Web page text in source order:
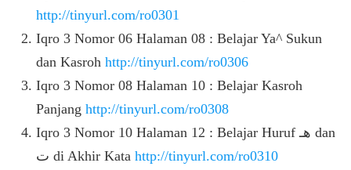
http://tinyurl.com/ro0301
Iqro 3 Nomor 06 Halaman 08 : Belajar Ya^ Sukun
dan Kasroh http://tinyurl.com/ro0306
Iqro 3 Nomor 08 Halaman 10 : Belajar Kasroh
Panjang http://tinyurl.com/ro0308
Iqro 3 Nomor 10 Halaman 12 : Belajar Huruf هـ dan
ت di Akhir Kata http://tinyurl.com/ro0310